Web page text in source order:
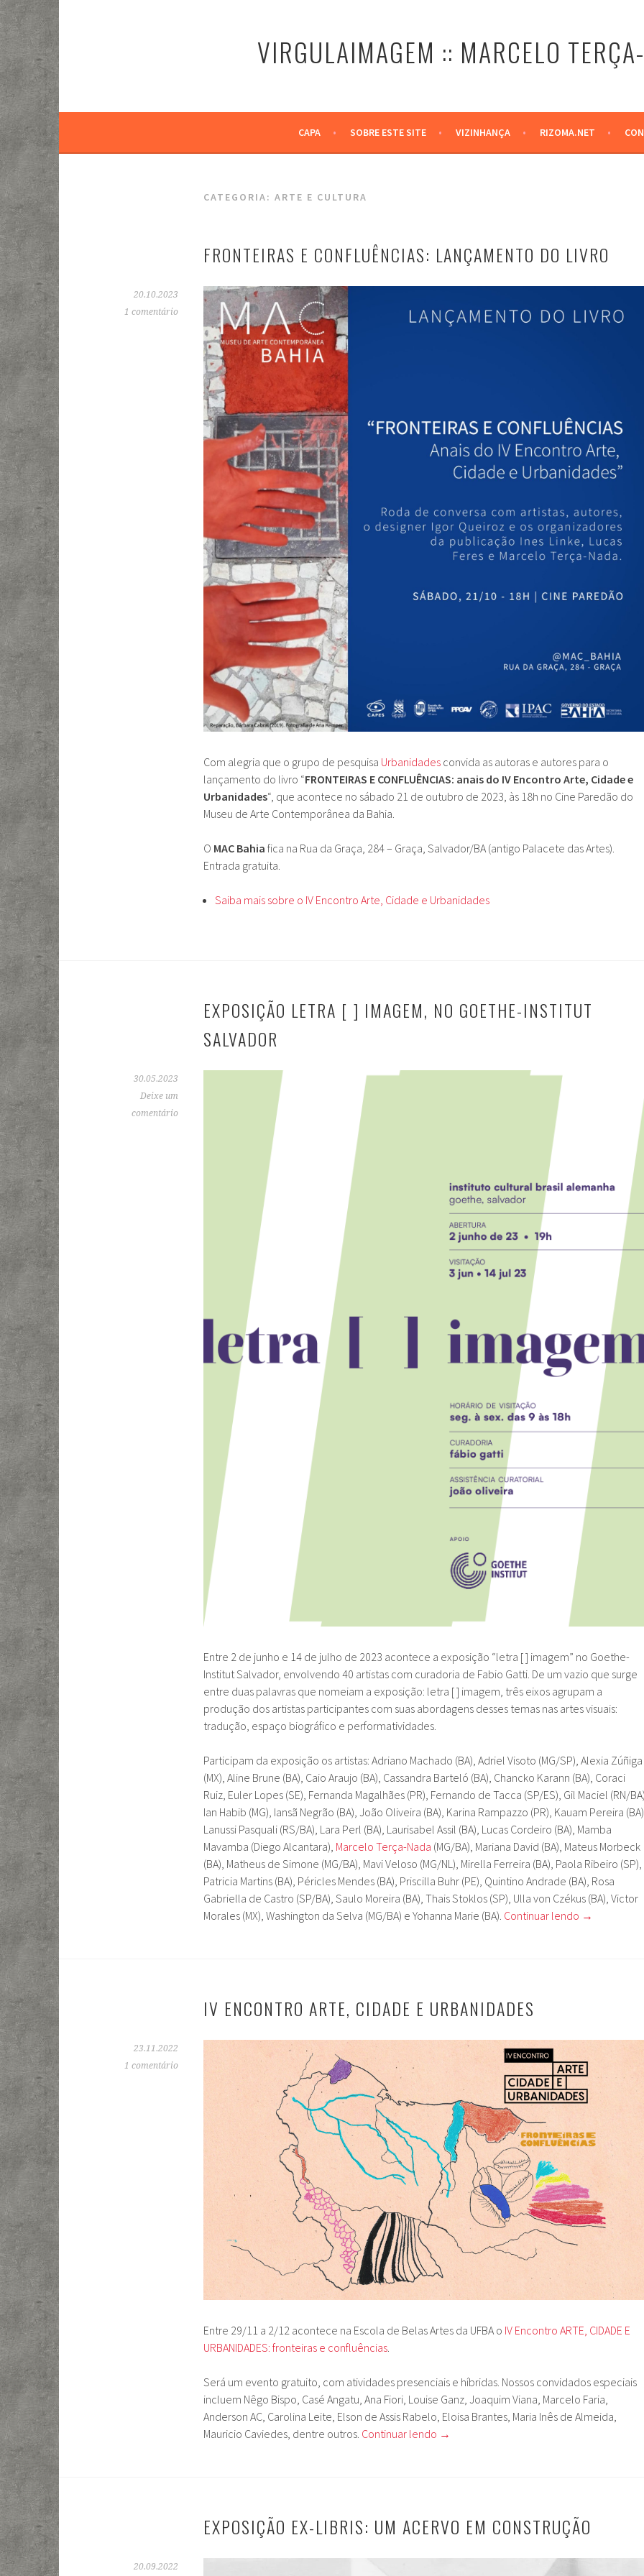
conteúdo
VIRGULAIMAGEM :: MARCELO
CAPA SOBRE ESTE SITE VIZINHANÇA RIZOMA.NET
CATEGORIA: ARTE E CULTURA
FRONTEIRAS E CONFLUÊNCIAS: LANÇAMENTO DO LIVRO
20.10.2023
1 comentário
Com alegria que o grupo de pesquisa Urbanidades convida as autoras e autores para o
lançamento do livro “FRONTEIRAS E CONFLUÊNCIAS: anais do IV Encontro Arte, Cidade e
Urbanidades“, que acontece no sábado 21 de outubro de 2023, às 18h no Cine Paredão do
Museu de Arte Contemporânea da Bahia.
O MAC Bahia fica na Rua da Graça, 284 – Graça, Salvador/BA (antigo Palacete das Artes).
Entrada gratuita.
Saiba mais sobre o IV Encontro Arte, Cidade e Urbanidades
EXPOSIÇÃO LETRA [ ] IMAGEM, NO GOETHE-INSTITUT
SALVADOR
30.05.2023
Deixe um
comentário
Entre 2 de junho e 14 de julho de 2023 acontece a exposição “letra [ ] imagem” no Goethe-
Institut Salvador, envolvendo 40 artistas com curadoria de Fabio Gatti. De um vazio que surge
entre duas palavras que nomeiam a exposição: letra [ ] imagem, três eixos agrupam a
produção dos artistas participantes com suas abordagens desses temas nas artes visuais:
tradução, espaço biográfico e performatividades.
Participam da exposição os artistas: Adriano Machado (BA), Adriel Visoto (MG/SP), Alexia Zúñiga
(MX), Aline Brune (BA), Caio Araujo (BA), Cassandra Barteló (BA), Chancko Karann (BA), Coraci
Ruiz, Euler Lopes (SE), Fernanda Magalhães (PR), Fernando de Tacca (SP/ES), Gil Maciel (RN/
Ian Habib (MG), Iansã Negrão (BA), João Oliveira (BA), Karina Rampazzo (PR), Kauam Pereira
Lanussi Pasquali (RS/BA), Lara Perl (BA), Laurisabel Assil (BA), Lucas Cordeiro (BA), Mamba
Mavamba (Diego Alcantara), Marcelo Terça-Nada (MG/BA), Mariana David (BA), Mateus Morbeck
(BA), Matheus de Simone (MG/BA), Mavi Veloso (MG/NL), Mirella Ferreira (BA), Paola Ribeiro (SP),
Patricia Martins (BA), Péricles Mendes (BA), Priscilla Buhr (PE), Quintino Andrade (BA), Rosa
Gabriella de Castro (SP/BA), Saulo Moreira (BA), Thais Stoklos (SP), Ulla von Czékus (BA), Victor
Morales (MX), Washington da Selva (MG/BA) e Yohanna Marie (BA). Continuar lendo →
IV ENCONTRO ARTE, CIDADE E URBANIDADES
23.11.2022
1 comentário
Entre 29/11 a 2/12 acontece na Escola de Belas Artes da UFBA o IV Encontro ARTE, CIDADE E
URBANIDADES: fronteiras e confluências
Será um evento gratuito, com atividades presenciais e híbridas. Nossos convidados especiais
incluem Nêgo Bispo, Casé Angatu, Ana Fiori, Louise Ganz, Joaquim Viana, Marcelo Faria,
Anderson AC, Carolina Leite, Elson de Assis Rabelo, Eloisa Brantes, Maria Inês de Almeida,
Mauricio Caviedes, dentre outros. Continuar lendo →
EXPOSIÇÃO EX-LIBRIS: UM ACERVO EM CONSTRUÇÃO
20.09.2022